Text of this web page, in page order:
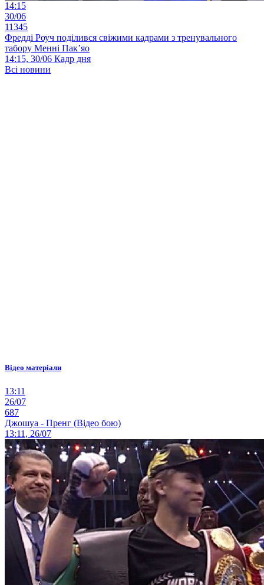
14:15
30/06
11345
Фредді Роуч поділився свіжими кадрами з тренувального
табору Менні Пак’яо
14:15, 30/06 Кадр дня
Всі новини
Відео матеріали
13:11
26/07
687
Джошуа - Пренг (Відео бою)
13:11, 26/07